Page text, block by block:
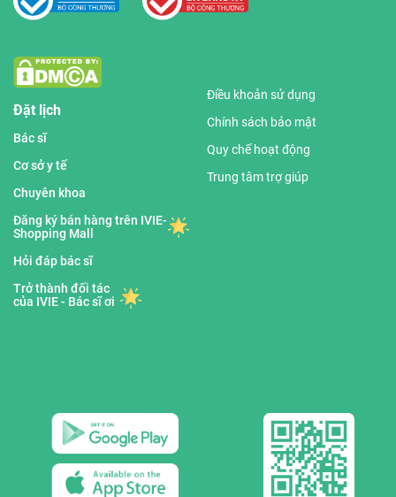
Đặt lịch
Bác sĩ
Cơ sở y tế
Chuyên khoa
Đăng ký bán hàng trên IVIE-
Shopping Mall
Hỏi đáp bác sĩ
Trở thành đối tác
của IVIE - Bác sĩ ơi
Điều khoản sử dụng
Chính sách bảo mật
Quy chế hoạt động
Trung tâm trợ giúp